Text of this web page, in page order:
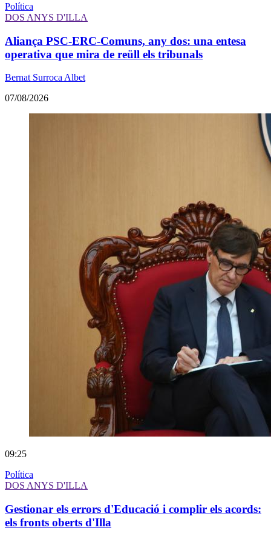
Política
DOS ANYS D'ILLA
Aliança PSC-ERC-Comuns, any dos: una entesa
operativa que mira de reüll els tribunals
Bernat Surroca Albet
07/08/2026
09:25
Política
DOS ANYS D'ILLA
Gestionar els errors d'Educació i complir els acords:
els fronts oberts d'Illa